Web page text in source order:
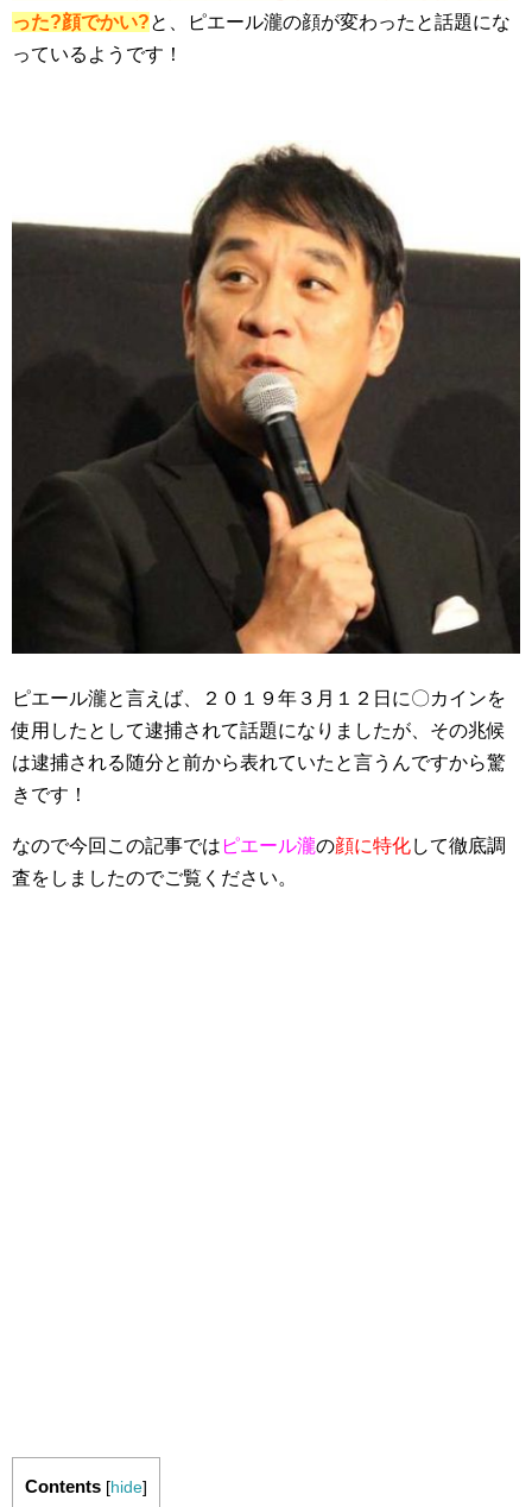
った?顔でかい?と、ピエール瀧の顔が変わったと話題にな
っているようです！
ピエール瀧と言えば、２０１９年３月１２日に〇カインを
使用したとして逮捕されて話題になりましたが、その兆候
は逮捕される随分と前から表れていたと言うんですから驚
きです！
なので今回この記事では ピエール瀧の顔に特化して徹底調
査をしましたのでご覧ください。
Contents [hide]